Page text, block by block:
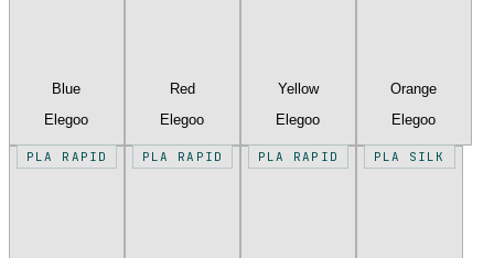
Blue
Elegoo
Red
Elegoo
Yellow
Elegoo
Orange
Elegoo
PLA RAPID PLA RAPID PLA RAPID PLA SILK